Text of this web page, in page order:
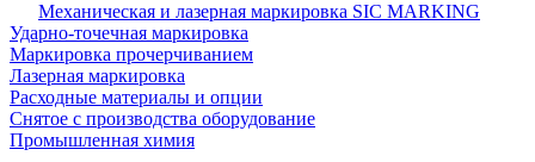
Механическая и лазерная маркировка SIC MARKING
Ударно-точечная маркировка
Маркировка прочерчиванием
Лазерная маркировка
Расходные материалы и опции
Снятое с производства оборудование
Промышленная химия